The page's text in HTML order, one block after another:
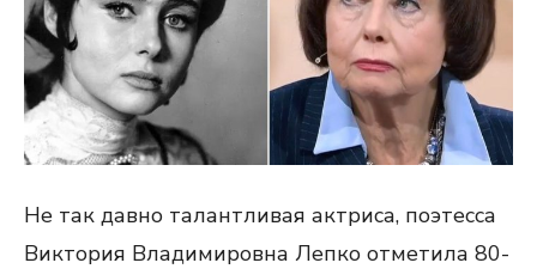
Не так давно талантливая актриса, поэтесса
Виктория Владимировна Лепко отметила 80-